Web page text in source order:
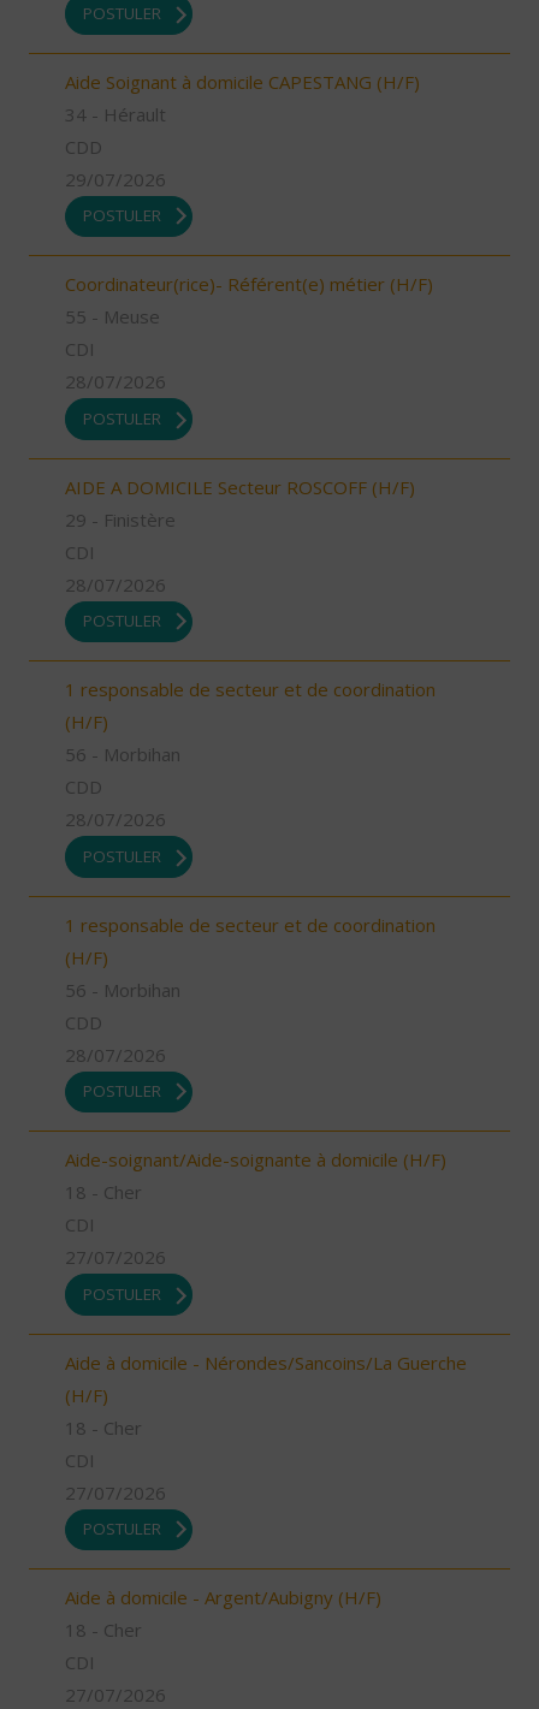
POSTULER
Aide Soignant à domicile CAPESTANG (H/F)
34 - Hérault
CDD
29/07/2026
POSTULER
Coordinateur(rice)- Référent(e) métier (H/F)
55 - Meuse
CDI
28/07/2026
POSTULER
AIDE A DOMICILE Secteur ROSCOFF (H/F)
29 - Finistère
CDI
28/07/2026
POSTULER
1 responsable de secteur et de coordination
(H/F)
56 - Morbihan
CDD
28/07/2026
POSTULER
1 responsable de secteur et de coordination
(H/F)
56 - Morbihan
CDD
28/07/2026
POSTULER
Aide-soignant/Aide-soignante à domicile (H/F)
18 - Cher
CDI
27/07/2026
POSTULER
Aide à domicile - Nérondes/Sancoins/La Guerche
(H/F)
18 - Cher
CDI
27/07/2026
POSTULER
Aide à domicile - Argent/Aubigny (H/F)
18 - Cher
CDI
27/07/2026